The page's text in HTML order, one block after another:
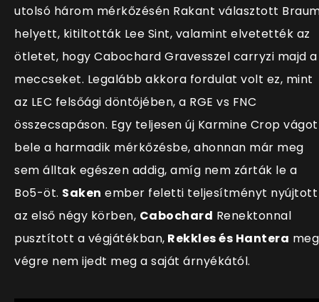
utolsó három mérkőzésén Rakant választott
helyett, kitiltották Lee Sint, valamint elvetették az
ötletet, hogy Cabochard Gravesszel carryzi majd a
meccseket. Legalább akkora fordulat volt ez, mint
az LEC felsőági döntőjében, a RGE vs FNC
összecsapáson. Egy teljesen új Karmine Crop
bele a harmadik mérkőzésbe, ahonnan már meg
sem álltak egészen addig, amíg nem zárták le a
Bo5-öt. Saken ember feletti teljesítményt nyújtott
az első négy körben, Cabochard Renektonnal
pusztított a végjátékban, Rekkles és Hantera meg
végre nem ijedt meg a saját árnyékától.